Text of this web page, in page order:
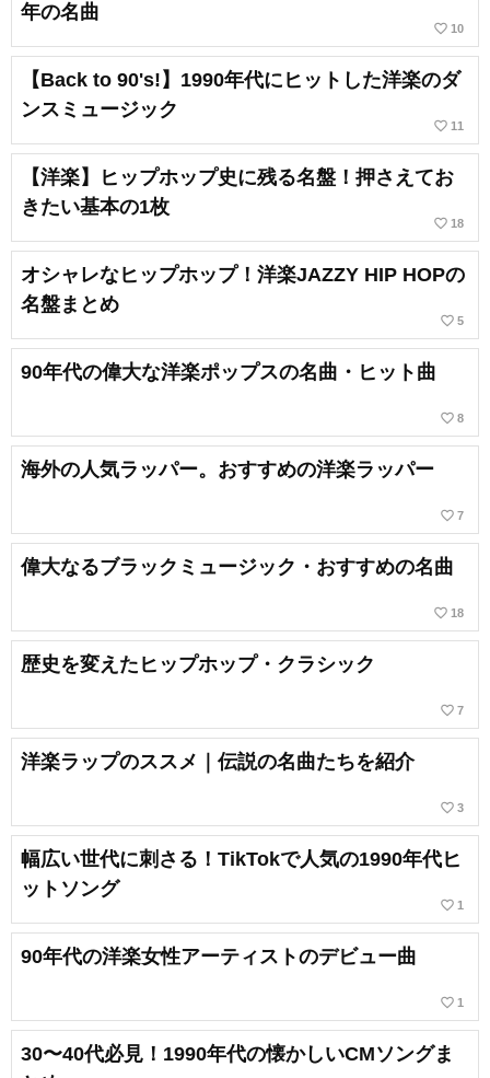
年の名曲
favorite_border 10
【Back to 90's!】1990年代にヒットした洋楽のダ
ンスミュージック
favorite_border 11
【洋楽】ヒップホップ史に残る名盤！押さえてお
きたい基本の1枚
favorite_border 18
オシャレなヒップホップ！洋楽JAZZY HIP HOPの
名盤まとめ
favorite_border 5
90年代の偉大な洋楽ポップスの名曲・ヒット曲
favorite_border 8
海外の人気ラッパー。おすすめの洋楽ラッパー
favorite_border 7
偉大なるブラックミュージック・おすすめの名曲
favorite_border 18
歴史を変えたヒップホップ・クラシック
favorite_border 7
洋楽ラップのススメ｜伝説の名曲たちを紹介
favorite_border 3
幅広い世代に刺さる！TikTokで人気の1990年代ヒ
ットソング
favorite_border 1
90年代の洋楽女性アーティストのデビュー曲
favorite_border 1
30〜40代必見！1990年代の懐かしいCMソングま